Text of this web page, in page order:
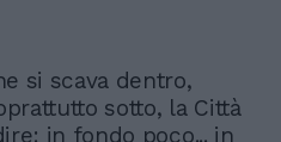
si scava dentro,
sotto, la Città
in fondo poco... in